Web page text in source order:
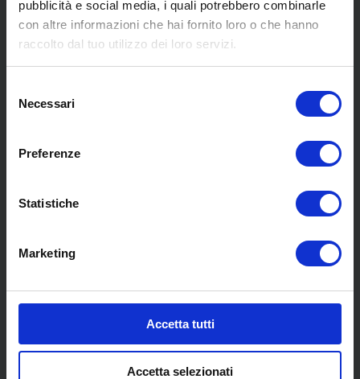
pubblicità e social media, i quali potrebbero combinarle
con altre informazioni che hai fornito loro o che hanno
raccolto dal tuo utilizzo dei loro servizi.
delNecessari
Preferenze
Statistiche
Marketing
Accetta tutti
Accetta selezionati
MENU
Chi siamo
Servizi
Blog
Contatti